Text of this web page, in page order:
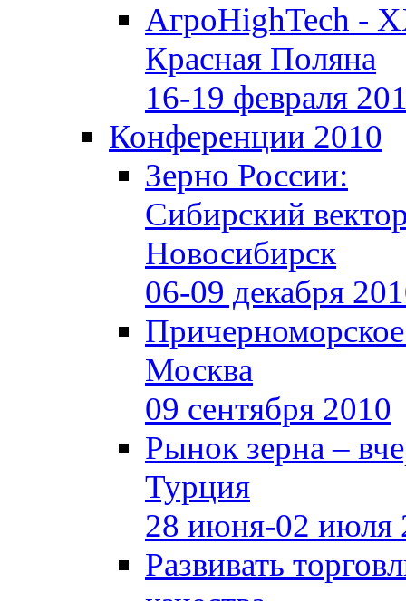
АгроHighTech -
Красная Поляна
16-19 февраля
Конференции 2010
Зерно России:
Сибирский
Новосибирск
06-09 декабря
Москва
09 сентября 2010
Рынок зерна –
Турция
28 июня-02 июля
Развивать